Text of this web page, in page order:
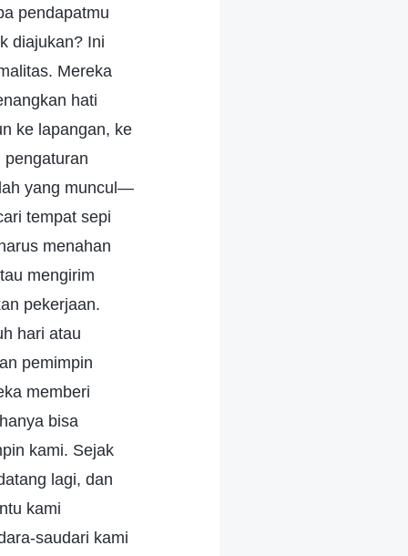
pendapatmu
diajukan? Ini
Mereka
hati
ke lapangan, ke
yang muncul—
tempat sepi
menahan
mengirim
pekerjaan.
hari atau
pemimpin
memberi
bisa
kami. Sejak
lagi, dan
kami
saudari kami